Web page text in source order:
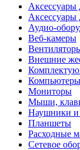
Аксессуары
Аксессуары
Аудио-
Веб-камеры
Внешние
Мониторы
Мыши,
Наушники и
Планшеты
Расходные
Сетевое